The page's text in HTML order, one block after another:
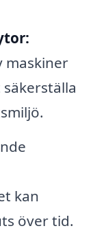
maskiner
kan
över tid.